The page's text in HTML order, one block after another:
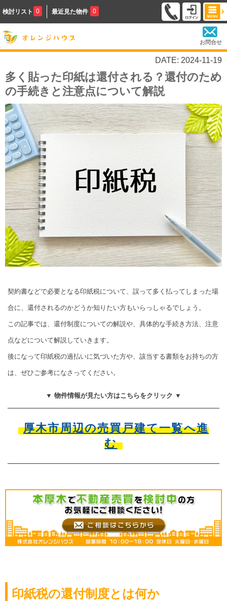
検討リスト 0 最近見た物件 0
お問合せ
DATE: 2024-11-19
多く貼った印紙は還付される？還付のため
の手続きと注意点について解説
契約書などで必要となる印紙税について、誤って多く払ってしまった場
合に、還付されるのかどうか知りたい方もいらっしゃるでしょう。
この記事では、還付制度についての解説や、具体的な手続き方法、注意
点などについて解説していきます。
後になって印紙税の過払いに気づいた方や、該当する書類をお持ちの方
は、ぜひご参考になさってください。
▼ 物件情報が見たい方はこちらをクリック ▼
厚木市周辺の売買戸建て一覧へ進
む
印紙税の還付制度とは何か